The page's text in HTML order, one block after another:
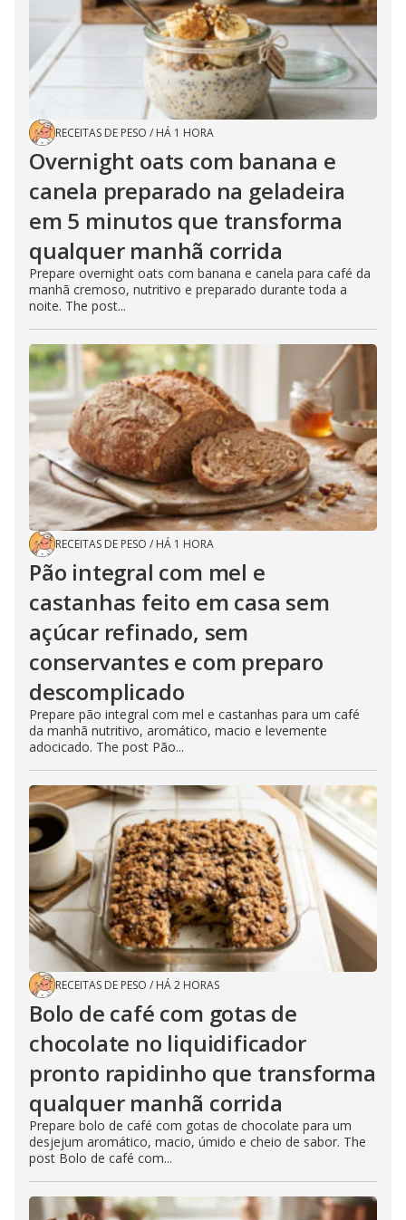
RECEITAS DE PESO / HÁ 1 HORA
Overnight oats com banana e
canela preparado na geladeira
em 5 minutos que transforma
qualquer manhã corrida
Prepare overnight oats com banana e canela para café da
manhã cremoso, nutritivo e preparado durante toda a
noite. The post...
RECEITAS DE PESO / HÁ 1 HORA
Pão integral com mel e
castanhas feito em casa sem
açúcar refinado, sem
conservantes e com preparo
descomplicado
Prepare pão integral com mel e castanhas para um café
da manhã nutritivo, aromático, macio e levemente
adocicado. The post Pão...
RECEITAS DE PESO / HÁ 2 HORAS
Bolo de café com gotas de
chocolate no liquidificador
pronto rapidinho que transforma
qualquer manhã corrida
Prepare bolo de café com gotas de chocolate para um
desjejum aromático, macio, úmido e cheio de sabor. The
post Bolo de café com...